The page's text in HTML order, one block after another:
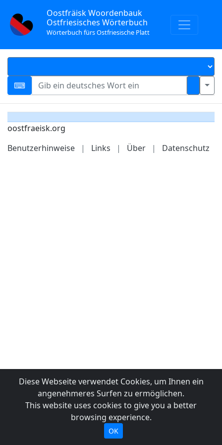
Oostfräisk Woordenbauk
Ostfriesisches Wörterbuch
Wörterbuch fürs Ostfriesische Platt
oostfraeisk.org
Benutzerhinweise
| Links | Über | Datenschutz
Diese Webseite verwendet Cookies, um Ihnen ein
angenehmeres Surfen zu ermöglichen.
This website uses cookies to give you a better
browsing experience.
OK